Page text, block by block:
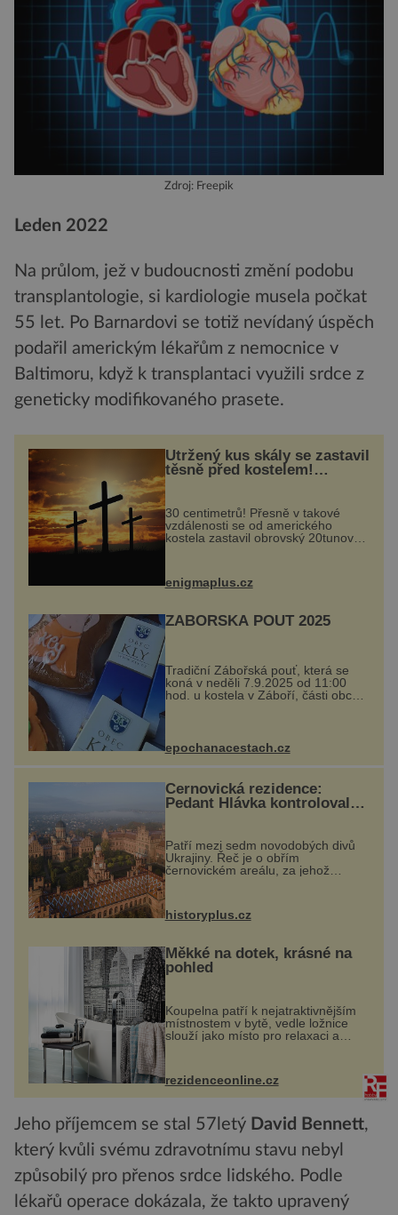
Zdroj: Freepik
Leden 2022
Na průlom, jež v budoucnosti změní podobu
transplantologie, si kardiologie musela počkat
55 let. Po Barnardovi se totiž nevídaný úspěch
podařil americkým lékařům z nemocnice v
Baltimoru, když k transplantaci využili srdce z
geneticky modifikovaného prasete.
Utržený kus skály se zastavil
těsně před kostelem!
Ochránila ho boží síla?
30 centimetrů! Přesně v takové
vzdálenosti se od amerického
kostela zastavil obrovský 20tunový
při její demolici. Podle místních stojí
...
enigmaplus.cz
ZÁBOŘSKÁ POUŤ 2025
Tradiční Zábořská pouť, která se
koná v neděli 7.9.2025 od 11:00
hod. u kostela v Záboří, části obce
Kly u Mělníka. V programu
naleznete komentovanou prohlídku
atrakce...
epochanacestach.cz
Černovická rezidence:
Pedant Hlávka kontroloval
Patří mezi sedm novodobých divů
Ukrajiny. Řeč je o obřím
černovickém areálu, za jehož
vznikem stál slavný český architekt
Josef Hlávka. Ten si na něm dal
mimořádně záležet. Jeho stavební
plány by při ...
historyplus.cz
Měkké na dotek, krásné na
pohled
Koupelna patří k nejatraktivnějším
místnostem v bytě, vedle ložnice
slouží jako místo pro relaxaci a
odpočinek. Koupelnový textil –
ručníky, osušky a koberečky –
mohou jako mávnutím kouzelného
proutku...
rezidenceonline.cz
Jeho příjemcem se stal 57letý David Bennett,
který kvůli svému zdravotnímu stavu nebyl
způsobilý pro přenos srdce lidského. Podle
lékařů operace dokázala, že takto upravený